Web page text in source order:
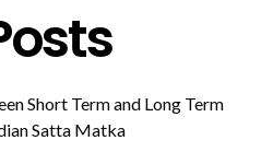
Short Term and Long Term
Satta Matka